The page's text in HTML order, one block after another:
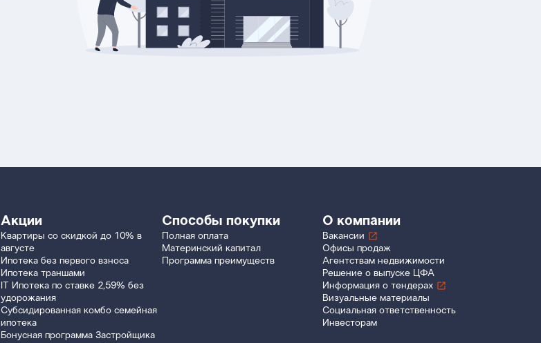
Акции
Квартиры со скидкой до 10% в
августе
Ипотека без первого взноса
Ипотека траншами
IT Ипотека по ставке 2,59% без
удорожания
Субсидированная комбо семейная
ипотека
Бонусная программа Застройщика
Способы покупки
Полная оплата
Материнский капитал
Программа преимуществ
О компании
Вакансии
Офисы продаж
Агентствам недвижимости
Решение о выпуске ЦФА
Информация о тендерах
Визуальные материалы
Социальная ответственность
Инвесторам